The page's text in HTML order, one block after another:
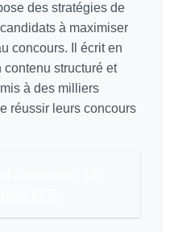
des stratégies de
à maximiser
concours. Il écrit en
structuré et
à des milliers
réussir leurs concours